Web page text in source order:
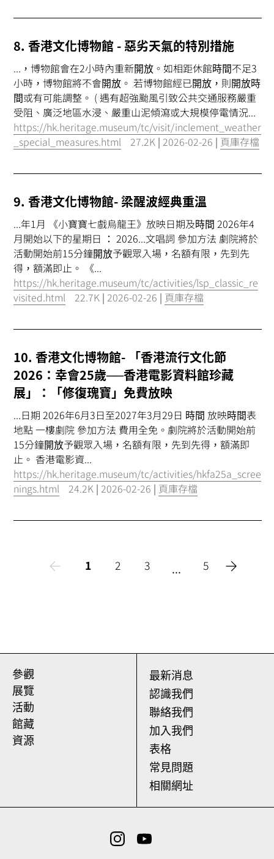
8. 香港文化博物館 - 惡劣天氣的特別措施
...，博物館會在2小時內重新開放 。如相距休館時間不足3
小時，博物館將不會開放 。 若博物館經已開放 ，則開放時
間或有可能調整。 ( 遇有超強颱風引致公共交通服務嚴重
受阻、廣泛地區水浸、嚴重山泥傾瀉或大規模停電情況...
https://hk.heritage.museum/tc/visit/inclement_weather
_special_measures.html
27.2K | 2026-02-26 | 頁庫存檔
9. 香港文化博物館- 梁醒波經典重溫
...年1月 《小寶寶七戲烏龍王》放映日期及時間 2026年4
月開始以下的星期日 ： 2026...文唱詞 參加方法 劇院將於
活動開始前15分鐘開放予觀眾入場，名額有限，先到先
得，額滿即止。 《...
https://hk.heritage.museum/tc/activities/lsp_classic_re
visited.html
22.7K | 2026-02-26 | 頁庫存檔
10. 香港文化博物館- 「香港流行文化節
2026：幸會25歲──香港電影資料館珍藏
展」：「修復瑰寶」免費放映
...日期 2026年6月3日至2027年3月29日 時間 放映時間表
地點 一樓劇院 參加方法 費用全免。劇院將於活動開始前
15分鐘開放予觀眾入場，名額有限，先到先得，額滿即
止。 香港電影資...
https://hk.heritage.museum/tc/activities/hkfa25a_scree
nings.html
24.2K | 2026-02-26 | 頁庫存檔
1 2 3 ... 5
參觀
展覽
活動
館藏
資源
最新消息
認識我們
聯絡我們
加入我們
表格
常見問題
相關網址